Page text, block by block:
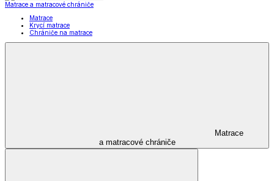
Matrace a matracové chrániče
Matrace
Krycí matrace
Chrániče na matrace
Matrace
a matracové chrániče